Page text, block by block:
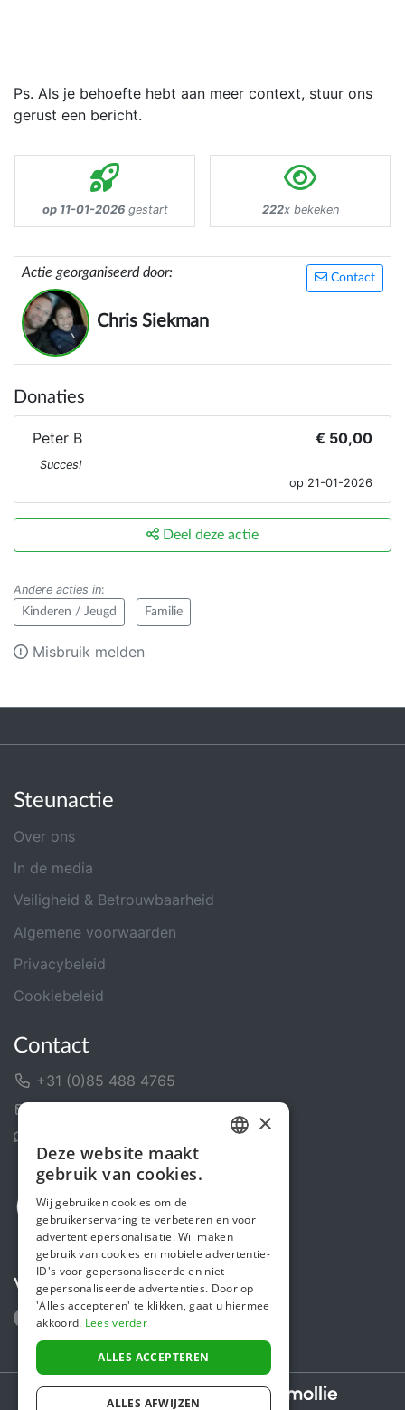
Ps. Als je behoefte hebt aan meer context, stuur ons
gerust een bericht.
op 11-01-2026gestart 222x bekeken
Contact
Actie georganiseerd door:
Chris Siekman
Donaties
Peter B € 50,00
Succes!
op 21-01-2026
Deel deze actie
Andere acties in:
Kinderen / Jeugd Familie
Misbruik melden
Steunactie
Over ons
In de media
Veiligheid & Betrouwbaarheid
Algemene voorwaarden
Privacybeleid
Cookiebeleid
Contact
+31 (0)85 488 4765
Volg ons
Secure payments powered by
ENGLISH
×
Deze website maakt
gebruik van cookies.
Wij gebruiken cookies om de
gebruikerservaring te verbeteren en voor
advertentiepersonalisatie. Wij maken
gebruik van cookies en mobiele advertentie-
ID's voor gepersonaliseerde en niet-
gepersonaliseerde advertenties. Door op
'Alles accepteren' te klikken, gaat u hiermee
akkoord. Lees verder
ALLES ACCEPTEREN
ALLES AFWIJZEN